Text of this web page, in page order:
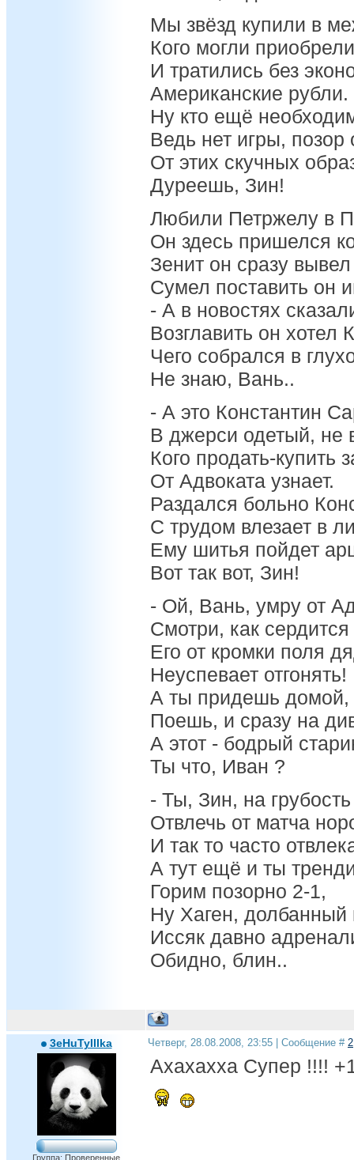
Мы звёзд купили в
Кого могли
И тратились без
Американские рубли.
Ну кто ещё
Ведь нет игры, позор
От этих скучных
Дуреешь, Зин!
Любили Петржелу в
Он здесь пришелся
Зенит он сразу
Сумел поставить он
- А в новостях
Возглавить он хотел
Чего собрался в
Не знаю, Вань..
- А это Константин
В джерси одетый, не
Кого продать-купить
От Адвоката узнает.
Раздался больно
С трудом влезает в
Ему шитья пойдет
Вот так вот, Зин!
- Ой, Вань, умру от
Смотри, как сердится
Его от кромки поля
Неуспевает отгонять!
А ты придешь домой,
Поешь, и сразу на
А этот - бодрый
Ты что, Иван ?
- Ты, Зин, на
Отвлечь от матча
И так то часто
А тут ещё и ты
Горим позорно 2-1,
Ну Хаген, долбанный
Иссяк давно
Обидно, блин..
3eHuTyIIIka
Группа: Проверенные
Четверг, 28.08.2008, 23:55 | Сообщение # 2
Ахахахха Супер !!!!